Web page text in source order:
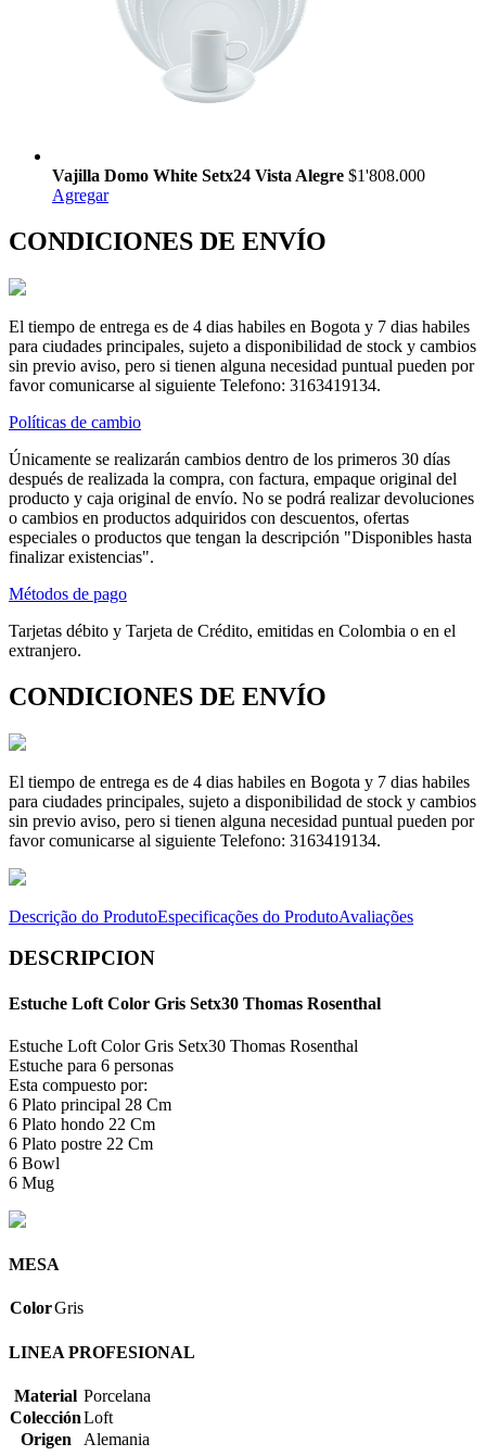
Vajilla Domo White Setx24 Vista Alegre $1'808.000
Agregar
CONDICIONES DE ENVÍO
El tiempo de entrega es de 4 dias habiles en Bogota y 7 dias habiles
para ciudades principales, sujeto a disponibilidad de stock y cambios
sin previo aviso, pero si tienen alguna necesidad puntual pueden por
favor comunicarse al siguiente Telefono: 3163419134.
Políticas de cambio
Únicamente se realizarán cambios dentro de los primeros 30 días
después de realizada la compra, con factura, empaque original del
producto y caja original de envío. No se podrá realizar devoluciones
o cambios en productos adquiridos con descuentos, ofertas
especiales o productos que tengan la descripción "Disponibles hasta
finalizar existencias".
Métodos de pago
Tarjetas débito y Tarjeta de Crédito, emitidas en Colombia o en el
extranjero.
CONDICIONES DE ENVÍO
El tiempo de entrega es de 4 dias habiles en Bogota y 7 dias habiles
para ciudades principales, sujeto a disponibilidad de stock y cambios
sin previo aviso, pero si tienen alguna necesidad puntual pueden por
favor comunicarse al siguiente Telefono: 3163419134.
Descrição do ProdutoEspecificações do ProdutoAvaliações
DESCRIPCION
Estuche Loft Color Gris Setx30 Thomas Rosenthal
Estuche Loft Color Gris Setx30 Thomas Rosenthal
Estuche para 6 personas
Esta compuesto por:
6 Plato principal 28 Cm
6 Plato hondo 22 Cm
6 Plato postre 22 Cm
6 Bowl
6 Mug
MESA
ColorGris
LINEA PROFESIONAL
Material Porcelana
ColecciónLoft
Origen
Alemania